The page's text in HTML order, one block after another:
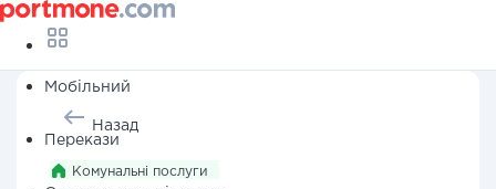
Мобільний
Перекази
Назад
Комунальні послуги